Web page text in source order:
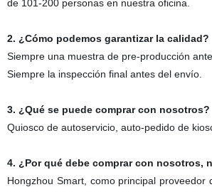
de 101-200 personas en nuestra oficina.
2. ¿Cómo podemos garantizar la calidad?
Siempre una muestra de pre-producción
Siempre la inspección final antes del envío.
3. ¿Qué se puede comprar con nosotros?
Quiosco de autoservicio, auto-pedido de
4. ¿Por qué debe comprar con nosotros,
Hongzhou Smart, como principal